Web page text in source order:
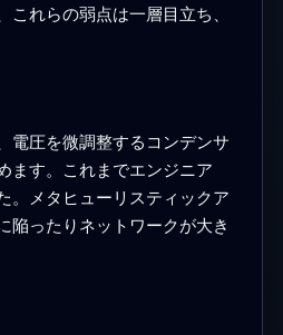
れらの弱点は一層目立ち、
電圧を微調整するコンデンサ
ます。これまでエンジニア
。メタヒューリスティックア
陥ったりネットワークが大き